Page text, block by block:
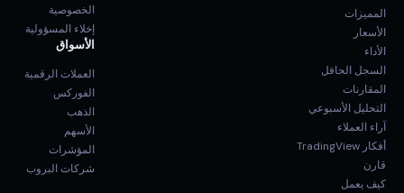
المميزات
الأسعار
الأداء
السجل الحافل
المقارنات
التحليل الأسبوعي
آراء العملاء
أفكار TradingView
قارن
كيف يعمل
الخصوصية
إخلاء المسؤولية
الأسواق
العملات الرقمية
الفوركس
الذهب
الأسهم
المؤشرات
شركات البروب